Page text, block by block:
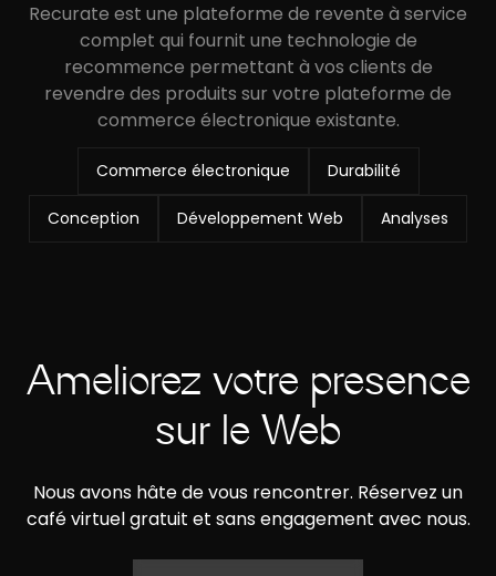
Recurate est une plateforme de revente à service
complet qui fournit une technologie de
recommence permettant à vos clients de
revendre des produits sur votre plateforme de
commerce électronique existante.
Commerce électronique Durabilité
Conception Développement Web Analyses
Améliorez votre présence
sur le Web
Nous avons hâte de vous rencontrer. Réservez un
café virtuel gratuit et sans engagement avec nous.